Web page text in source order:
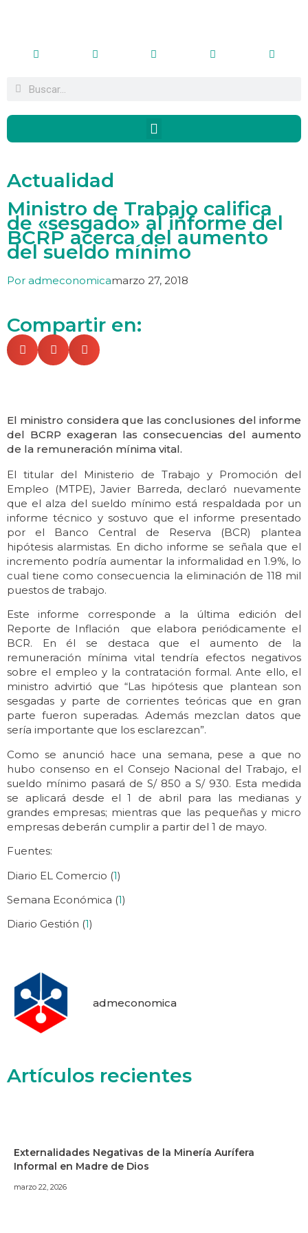
Actualidad
Ministro de Trabajo califica
de «sesgado» al informe del
BCRP acerca del aumento
del sueldo mínimo
Por admeconomicamarzo 27, 2018
Compartir en:
El ministro considera que las conclusiones del informe
del BCRP exageran las consecuencias del aumento
de la remuneración mínima vital.
El titular del Ministerio de Trabajo y Promoción del
Empleo (MTPE), Javier Barreda, declaró nuevamente
que el alza del sueldo mínimo está respaldada por un
informe técnico y sostuvo que el informe presentado
por el Banco Central de Reserva (BCR) plantea
hipótesis alarmistas. En dicho informe se señala que el
incremento podría aumentar la informalidad en 1.9%, lo
cual tiene como consecuencia la eliminación de 118 mil
puestos de trabajo.
Este informe corresponde a la última edición del
Reporte de Inflación que elabora periódicamente el
BCR. En él se destaca que el aumento de la
remuneración mínima vital tendría efectos negativos
sobre el empleo y la contratación formal. Ante ello, el
ministro advirtió que “Las hipótesis que plantean son
sesgadas y parte de corrientes teóricas que en gran
parte fueron superadas. Además mezclan datos que
sería importante que los esclarezcan”.
Como se anunció hace una semana, pese a que no
hubo consenso en el Consejo Nacional del Trabajo, el
sueldo mínimo pasará de S/ 850 a S/ 930. Esta medida
se aplicará desde el 1 de abril para las medianas y
grandes empresas; mientras que las pequeñas y micro
empresas deberán cumplir a partir del 1 de mayo.
Fuentes:
Diario EL Comercio (1)
Semana Económica (1)
Diario Gestión (1)
admeconomica
Artículos recientes
Externalidades Negativas de la Minería Aurífera
Informal en Madre de Dios
marzo 22, 2026